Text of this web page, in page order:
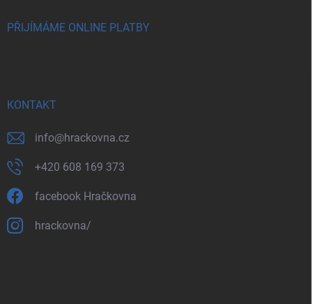
PŘIJÍMÁME ONLINE PLATBY
KONTAKT
info@hrackovna.cz
+420 608 169 373
facebook Hračkovna
hrackovna/